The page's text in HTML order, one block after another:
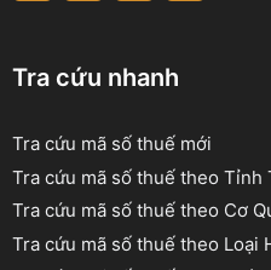
Tra cứu nhanh
Tra cứu mã số thuế mới
Tra cứu mã số thuế theo Tỉnh
Tra cứu mã số thuế theo Cơ
Tra cứu mã số thuế theo Loại